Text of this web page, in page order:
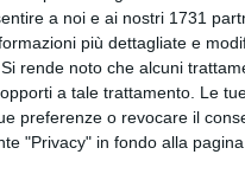
a noi e ai nostri 1731
più dettagliate e
Si rende noto che alcuni
a tale trattamento. Le
preferenze o revocare il
"Privacy" in fondo alla pagina
programmi o progetti.
momento drammatico
con un rinnovamento
gli interessi dei